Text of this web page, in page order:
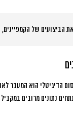
הביצועים של
הדיגיטלי הוא המעבר
נתונים מרובים